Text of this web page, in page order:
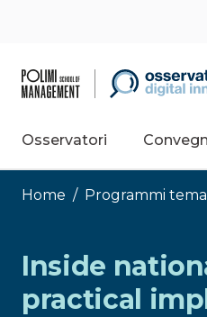
Osservatori
Home / Programmi
Inside
practical